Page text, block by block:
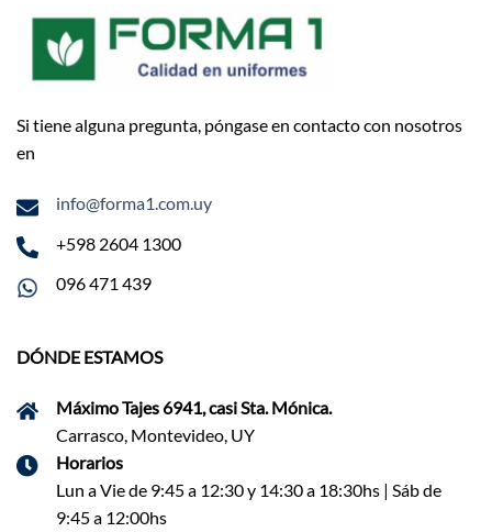
Si tiene alguna pregunta, póngase en contacto con nosotros
en
info@forma1.com.uy
+598 2604 1300
096 471 439
DÓNDE ESTAMOS
Máximo Tajes 6941, casi Sta. Mónica.
Carrasco, Montevideo, UY
Horarios
Lun a Vie de 9:45 a 12:30 y 14:30 a 18:30hs | Sáb de
9:45 a 12:00hs